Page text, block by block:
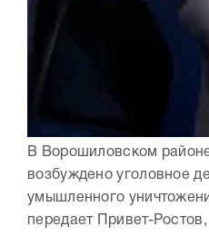
В Ворошиловском
возбуждено уголовное
умышленного
передает Привет-